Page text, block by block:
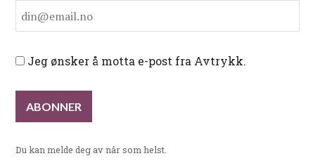
Jeg ønsker å motta e-post fra Avtrykk.
Du kan melde deg av når som helst.